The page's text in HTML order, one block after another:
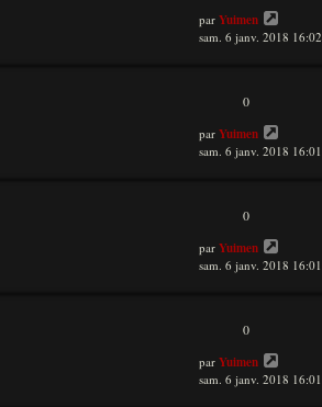
par Yuimen
sam. 6 janv. 2018 16:02
0
par Yuimen
sam. 6 janv. 2018 16:01
0
par Yuimen
sam. 6 janv. 2018 16:01
0
par Yuimen
sam. 6 janv. 2018 16:01